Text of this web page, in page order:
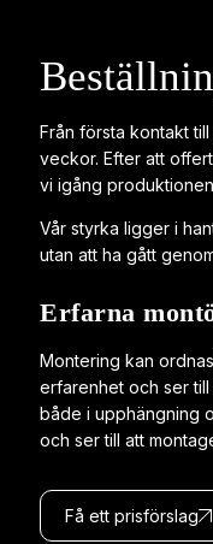
Från första kontakt
veckor. Efter att
vi igång
Vår styrka ligger i
utan att ha gått
Erfarna
Montering kan
erfarenhet och ser
både i upphängning
och ser till att
Få ett prisförslag